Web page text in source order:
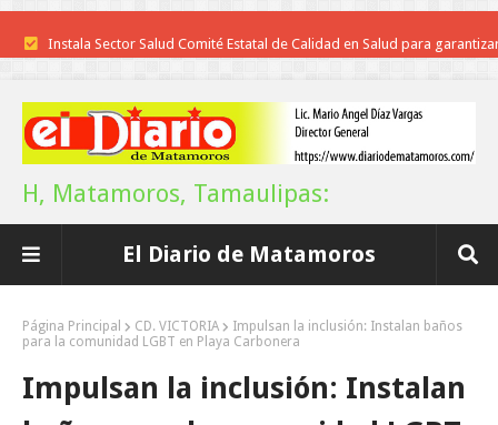
Instala Sector Salud Comité Estatal de Calidad en Salud para
Inicia el ayuntamiento pavimentación de la calle Miguel Alemán en
La UAT, Gobierno del Estado y ganaderos consolidan proyecto
Tam”
H, Matamoros, Tamaulipas:
El Diario de Matamoros
Página Principal CD. VICTORIA
Impulsan la inclusión: Instalan baños
para la comunidad LGBT en Playa Carbonera
Impulsan la inclusión: Instalan